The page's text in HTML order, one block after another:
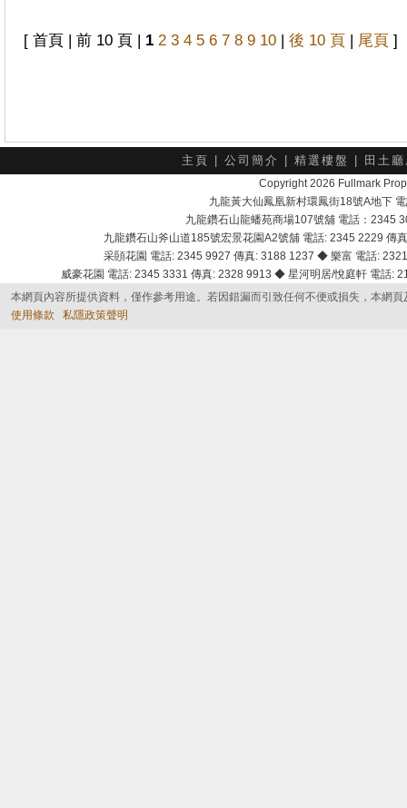
[ 首頁 | 前 10 頁 | 1 2 3 4 5 6 7 8 9 10 | 後 10 頁 | 尾頁 ]
主頁 公司簡介 精選樓盤 田土
Copyright 2026 Fullmark
九龍黃大仙鳳凰新村環鳳街18號A地下
九龍鑽石山龍蟠苑商場107號舖 電話：2345
九龍鑽石山斧山道185號宏景花園A2號舖 電話: 2345 2229
采頣花園 電話: 2345 9927 傳真: 3188 1237 ◆ 樂富 電話:
威豪花園 電話: 2345 3331 傳真: 2328 9913 ◆ 星河明居/悅庭軒 電話
本網頁內容所提供資料，僅作參考用途。若因錯漏而引致任何不便或損失，本網
使用條款
私隱政策聲明